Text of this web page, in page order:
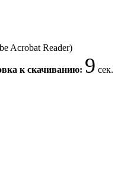
Acrobat Reader)
к скачиванию: 9 сек.